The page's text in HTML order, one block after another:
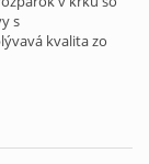
s
kvalita zo